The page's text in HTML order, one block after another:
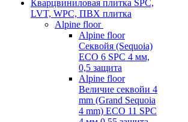
Кварцвиниловая плитка SPC,
LVT, WPC, ПВХ плитка
Alpine floor
Alpine floor
Секвойя (Sequoia)
ECO 6 SPC 4 мм,
0,5 защита
Alpine floor
Величие секвойи 4
mm (Grand Sequoia
4 mm) ECO 11 SPC